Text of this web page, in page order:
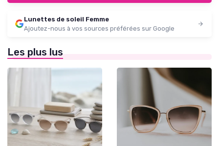
Lunettes de soleil Femme
Ajoutez-nous à vos sources préférées sur Google
Les plus lus